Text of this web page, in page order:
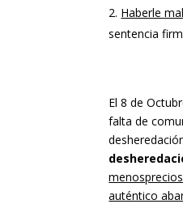
Haberle
sentencia
El 8 de
falta de
auténtico